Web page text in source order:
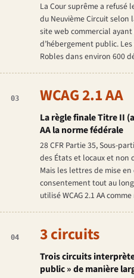
La Cour suprême a refusé
du Neuvième Circuit selon
site web commercial
d’hébergement public.
Roblesdans environ 600
03 WCAG 2.1 AA
La règle finale Titre II
AA la norme fédérale
28 CFR Partie 35, Sous-
des États et locaux et non
Mais les lettres de mise
consentement tout au
utilisé WCAG 2.1 AA
04 3 circuits
Trois circuits
public » de manière